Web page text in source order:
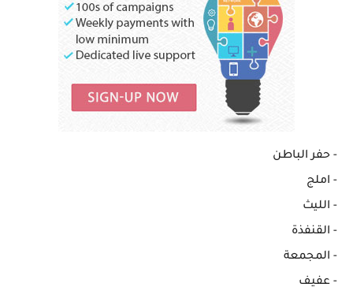
- حفر الباطن
- املج
- الليث
- القنفذة
- المجمعة
- عفيف